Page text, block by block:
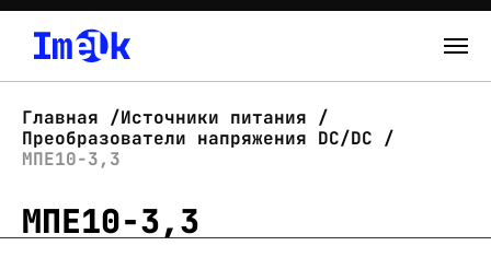
О нас
Главная
Источники питания
Преобразователи напряжения DC/DC
МПЕ10-3,3
МПЕ10-3,3